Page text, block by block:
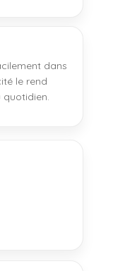
dans
le rend